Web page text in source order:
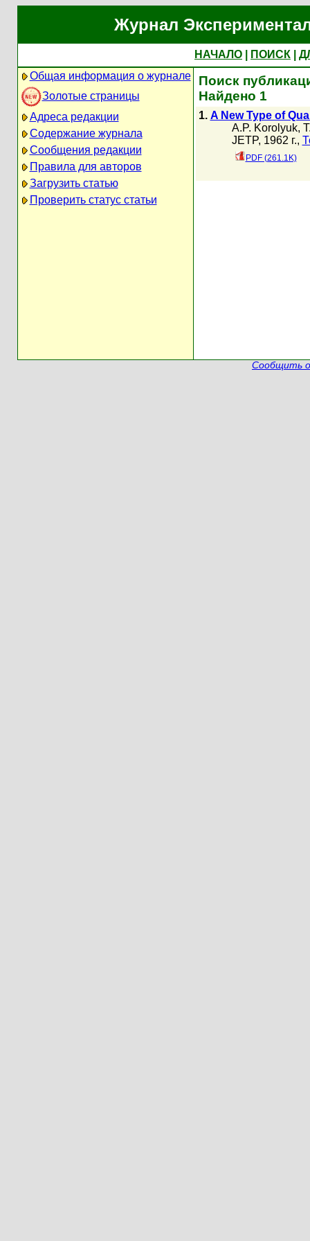
Журнал
НАЧАЛО ПОИСК
Общая информация о журнале
Золотые страницы
Адреса редакции
Содержание журнала
Сообщения редакции
Правила для авторов
Загрузить статью
Проверить статус статьи
Поиск
Найдено 1
1. A New Type of
A.P. Korolyuk,
JETP, 1962 г.,
PDF (261.1K)
Сообщить о